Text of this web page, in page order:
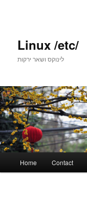
Linux /etc/
לינוקס ושאר ירקות
Home Contact